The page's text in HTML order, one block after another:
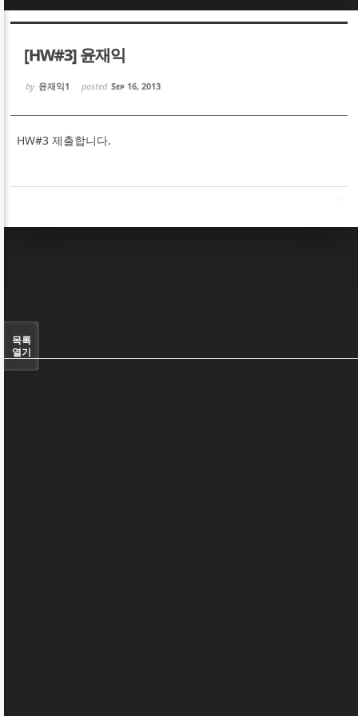
[HW#3] 윤재익
by 윤재익1 posted Sep 16, 2013
HW#3 제출합니다.
목록
열기
Sketchbook5, 스케치북5
Sketchbook5, 스케치북5
Sketchbook5, 스케치북5
Sketchbook5, 스케치북5